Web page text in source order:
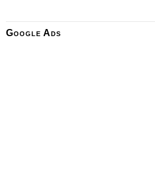
Google Ads